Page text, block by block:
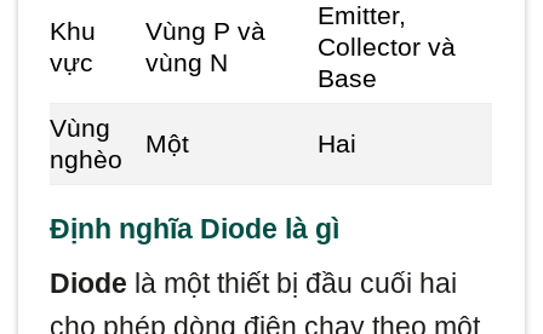
Khu
vực
Vùng P và
vùng N
Emitter,
Collector và
Base
Vùng
nghèo
Một Hai
Định nghĩa Diode là gì
Diode là một thiết bị đầu cuối hai
cho phép dòng điện chạy theo một